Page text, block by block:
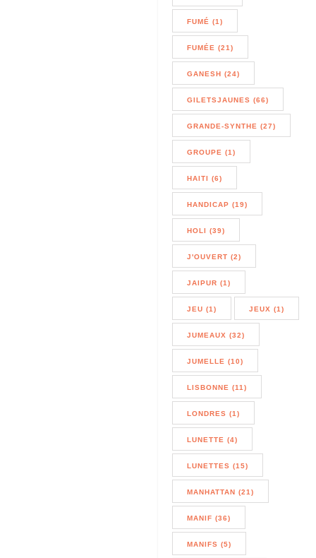
FUMÉ (1)
FUMÉE (21)
GANESH (24)
GILETSJAUNES (66)
GRANDE-SYNTHE (27)
GROUPE (1)
HAITI (6)
HANDICAP (19)
HOLI (39)
J'OUVERT (2)
JAIPUR (1)
JEU (1) JEUX (1)
JUMEAUX (32)
JUMELLE (10)
LISBONNE (11)
LONDRES (1)
LUNETTE (4)
LUNETTES (15)
MANHATTAN (21)
MANIF (36)
MANIFS (5)